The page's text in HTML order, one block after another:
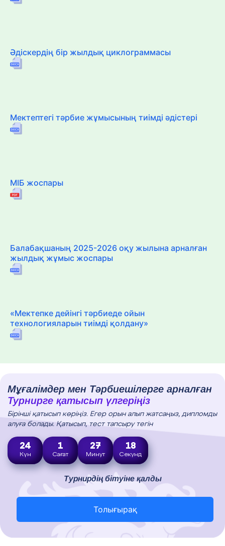
Әдіскердің бір жылдық циклограммасы
Мектептегі тәрбие жұмысының тиімді әдістері
МІБ жоспары
Балабақшаның 2025-2026 оқу жылына арналған
жылдық жұмыс жоспары
«Мектепке дейінгі тәрбиеде ойын
технологияларын тиімді қолдану»
Мұғалімдер мен Тәрбиешілерге арналған
Турнирге қатысып үлгеріңіз
Бірінші қатысып көріңіз. Егер орын алып жатсаңыз, дипломды
алуға болады. Қатысып, тест тапсыру тегін
24
Күн
1
Сағат
27
Минут
17
Секунд
Турнирдің бітуіне қалды
Толығырақ